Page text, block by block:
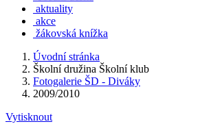
aktuality
akce
žákovská knížka
Úvodní stránka
Školní družina Školní klub
Fotogalerie ŠD - Diváky
2009/2010
Vytisknout